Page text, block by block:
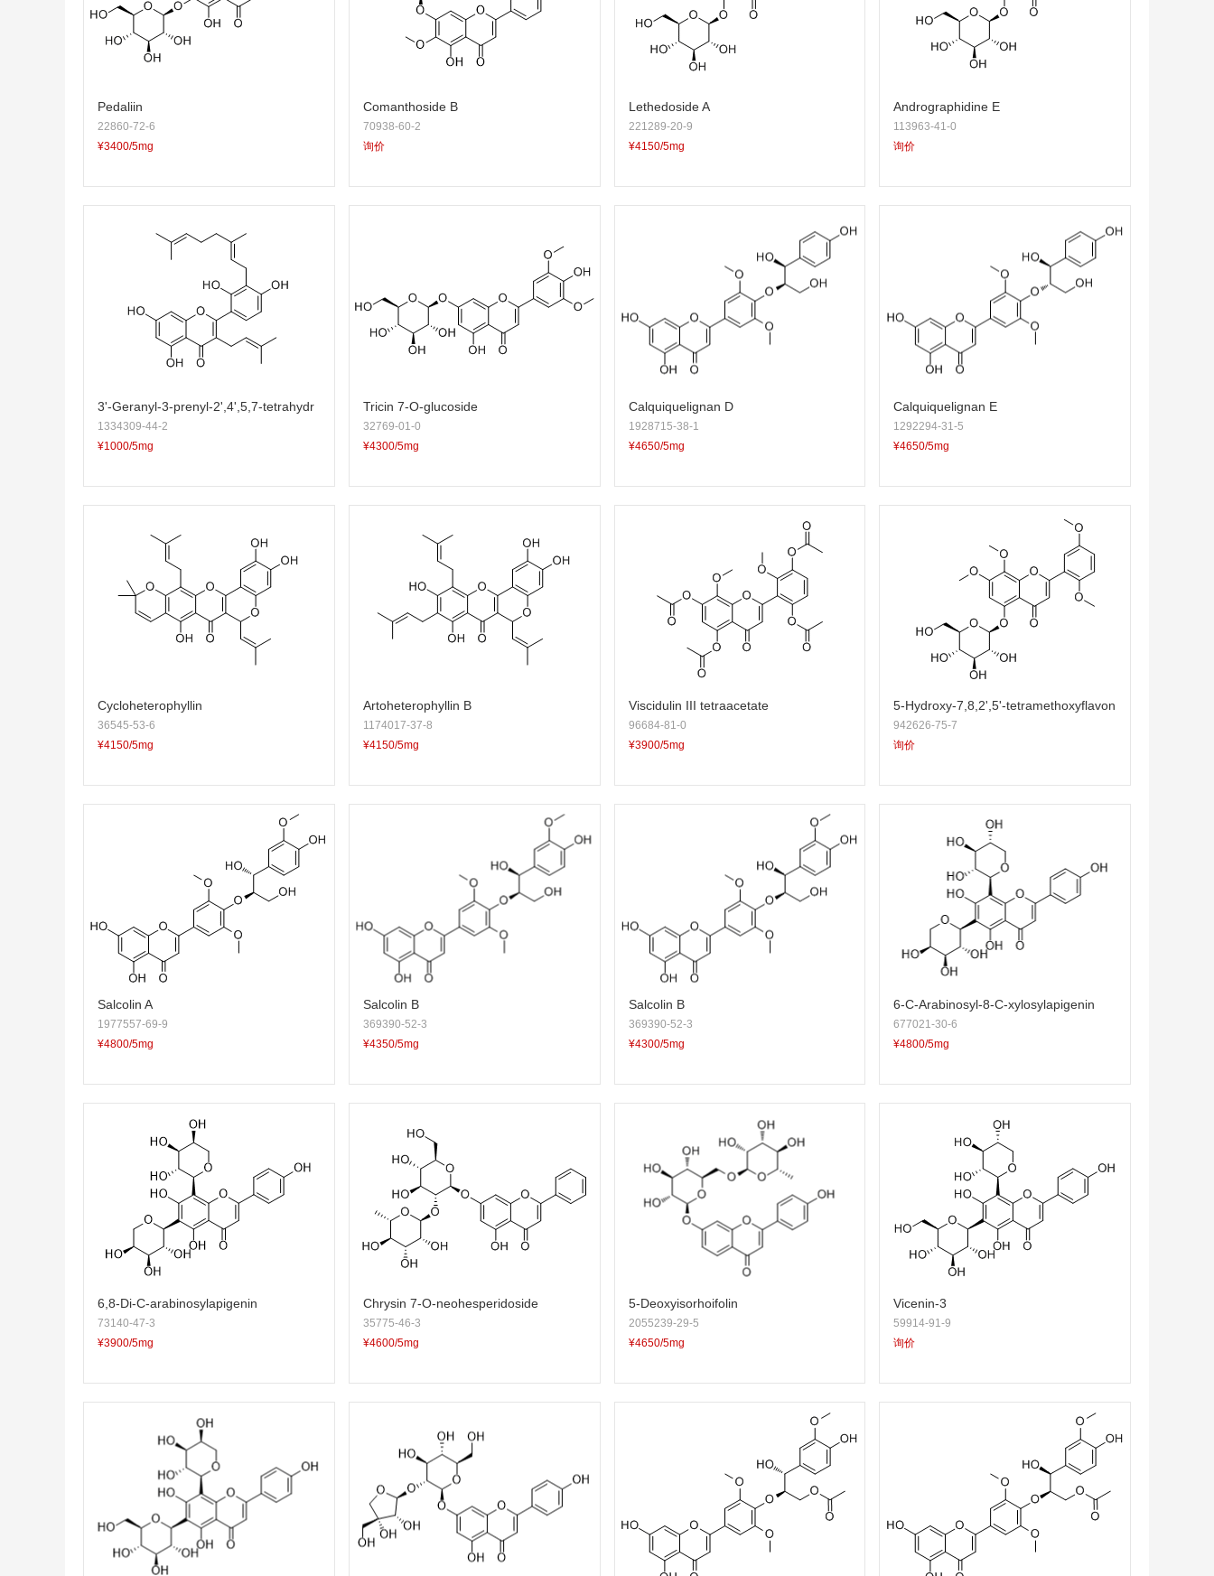
Pedaliin
22860-72-6
¥3400/5mg
Comanthoside B
70938-60-2
询价
Lethedoside A
221289-20-9
¥4150/5mg
Andrographidine E
113963-41-0
询价
3'-Geranyl-3-prenyl-2',4',5,7-tetrahydr
oxyflavone
1334309-44-2
¥1000/5mg
Tricin 7-O-glucoside
32769-01-0
¥4300/5mg
Calquiquelignan D
1928715-38-1
¥4650/5mg
Calquiquelignan E
1292294-31-5
¥4650/5mg
Cycloheterophyllin
36545-53-6
¥4150/5mg
Artoheterophyllin B
1174017-37-8
¥4150/5mg
Viscidulin III tetraacetate
96684-81-0
¥3900/5mg
5-Hydroxy-7,8,2',5'-tetramethoxyflavon
e 5-O-glucoside
942626-75-7
询价
Salcolin A
1977557-69-9
¥4800/5mg
Salcolin B
369390-52-3
¥4350/5mg
Salcolin B
369390-52-3
¥4300/5mg
6-C-Arabinosyl-8-C-xylosylapigenin
677021-30-6
¥4800/5mg
6,8-Di-C-arabinosylapigenin
73140-47-3
¥3900/5mg
Chrysin 7-O-neohesperidoside
35775-46-3
¥4600/5mg
5-Deoxyisorhoifolin
2055239-29-5
¥4650/5mg
Vicenin-3
59914-91-9
询价